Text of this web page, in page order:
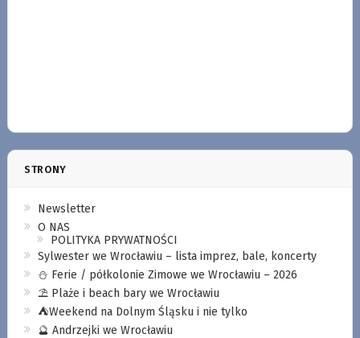
STRONY
Newsletter
O NAS
POLITYKA PRYWATNOŚCI
Sylwester we Wrocławiu – lista imprez, bale, koncerty
⛄️ Ferie / półkolonie Zimowe we Wrocławiu – 2026
⛱️ Plaże i beach bary we Wrocławiu
⛺️Weekend na Dolnym Śląsku i nie tylko
🔮 Andrzejki we Wrocławiu